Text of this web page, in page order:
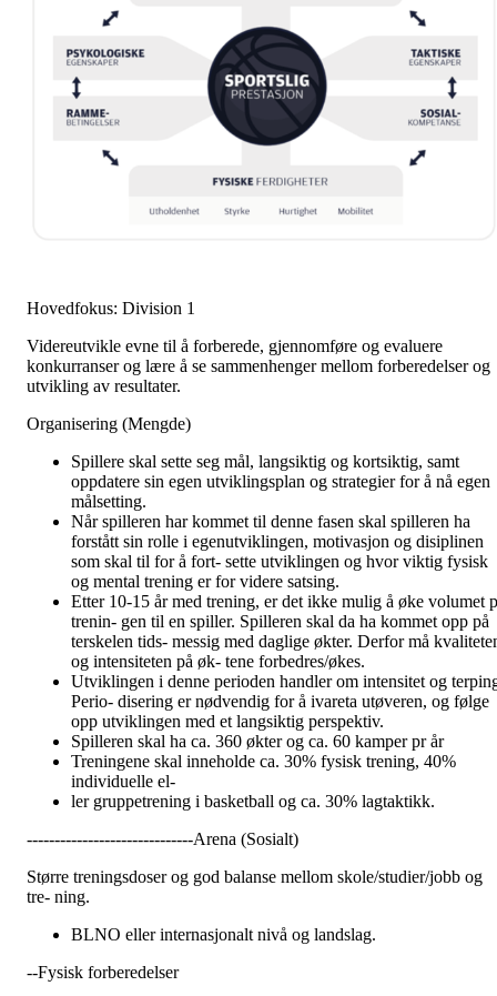
Hovedfokus: Division 1
Videreutvikle evne til å forberede, gjennomføre og evaluere
konkurranser og lære å se sammenhenger mellom forberedelser og
utvikling av resultater.
Organisering (Mengde)
Spillere skal sette seg mål, langsiktig og kortsiktig, samt
oppdatere sin egen utviklingsplan og strategier for å nå egen
målsetting.
Når spilleren har kommet til denne fasen skal spilleren ha
forstått sin rolle i egenutviklingen, motivasjon og disiplinen
som skal til for å fort- sette utviklingen og hvor viktig fysisk
og mental trening er for videre satsing.
Etter 10-15 år med trening, er det ikke mulig å øke volumet
trenin- gen til en spiller. Spilleren skal da ha kommet opp på
terskelen tids- messig med daglige økter. Derfor må
og intensiteten på øk- tene forbedres/økes.
Utviklingen i denne perioden handler om intensitet og
Perio- disering er nødvendig for å ivareta utøveren, og følge
opp utviklingen med et langsiktig perspektiv.
Spilleren skal ha ca. 360 økter og ca. 60 kamper pr år
Treningene skal inneholde ca. 30% fysisk trening, 40%
individuelle el-
ler gruppetrening i basketball og ca. 30% lagtaktikk.
------------------------------Arena (Sosialt)
Større treningsdoser og god balanse mellom skole/studier/jobb og
tre- ning.
BLNO eller internasjonalt nivå og landslag.
--Fysisk forberedelser